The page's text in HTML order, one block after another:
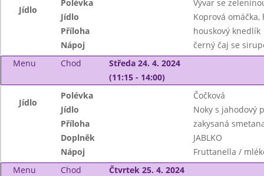
Jídlo
Polévka
Vývar se
Jídlo
Koprová omáčka,
Příloha
houskový knedlík
Nápoj
černý čaj se
Menu
Chod
Středa 24. 4. 2024
(11:15 - 14:00)
Jídlo
Polévka
Čočková
Jídlo
Noky s jahodový
Příloha
zakysaná
Doplněk
JABLKO
Nápoj
Fruttanella /
Menu
Chod
Čtvrtek 25. 4. 2024